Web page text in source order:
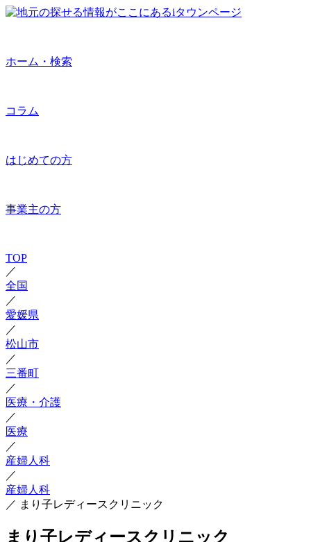
ホーム・検索
コラム
はじめての方
事業主の方
TOP
／
全国
／
愛媛県
／
松山市
／
三番町
／
医療・介護
／
医療
／
産婦人科
／
産婦人科
／ まり子レディースクリニック
まり子レディースクリニック